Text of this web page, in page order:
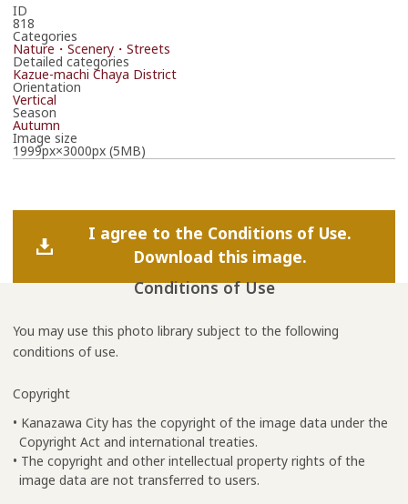
ID
818
Categories
Nature・Scenery・Streets
Detailed categories
Kazue-machi Chaya District
Orientation
Vertical
Season
Autumn
Image size
1999px×3000px (5MB)
I agree to the Conditions of Use.
Download this image.
Conditions of Use
You may use this photo library subject to the following
conditions of use.
Copyright
• Kanazawa City has the copyright of the image data under the
Copyright Act and international treaties.
• The copyright and other intellectual property rights of the
image data are not transferred to users.